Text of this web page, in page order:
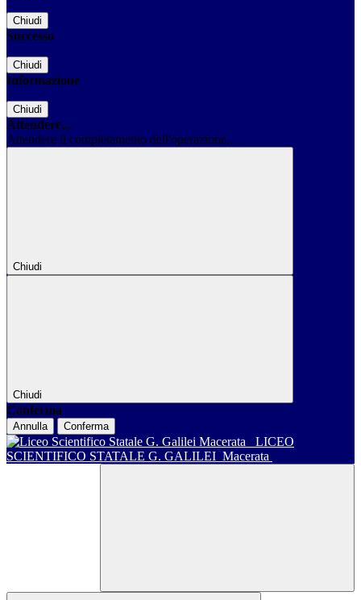
Chiudi
Successo
Chiudi
Informazione
Chiudi
Attendere...
Attendere il completamento dell'operazione...
Chiudi
Chiudi
Conferma
Annulla Conferma
LICEO
SCIENTIFICO STATALE G. GALILEI Macerata